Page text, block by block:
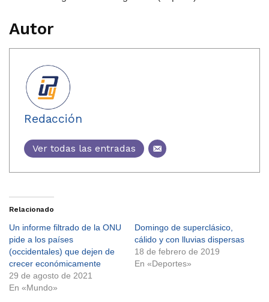
Autor
Redacción
Ver todas las entradas
Relacionado
Un informe filtrado de la ONU
pide a los países
(occidentales) que dejen de
crecer económicamente
29 de agosto de 2021
En «Mundo»
Domingo de superclásico,
cálido y con lluvias dispersas
18 de febrero de 2019
En «Deportes»